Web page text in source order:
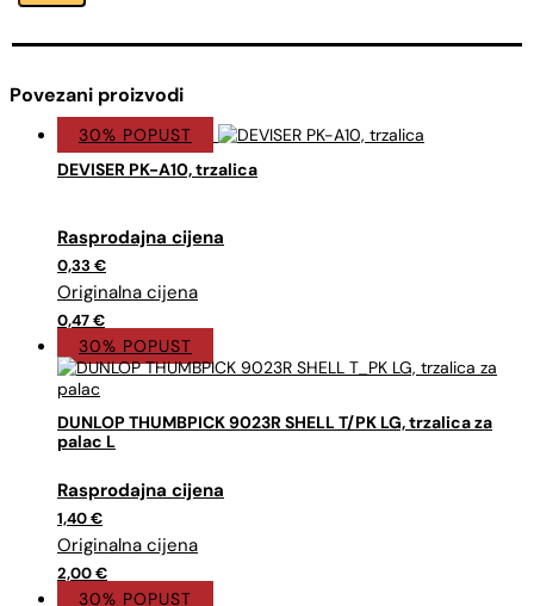
Povezani proizvodi
30% POPUST
DEVISER PK-A10, trzalica
0,47€
Izvorna
cijena
bila
je:
0,47 €.
0,33 €
Trenutna
cijena
je:
0,33 €.
30% POPUST
DUNLOP THUMBPICK 9023R SHELL T/PK LG, trzalica za
palac L
2,00€
Izvorna
cijena
bila
je:
2,00 €.
1,40€
Trenutna
cijena
je:
1,40 €.
30% POPUST